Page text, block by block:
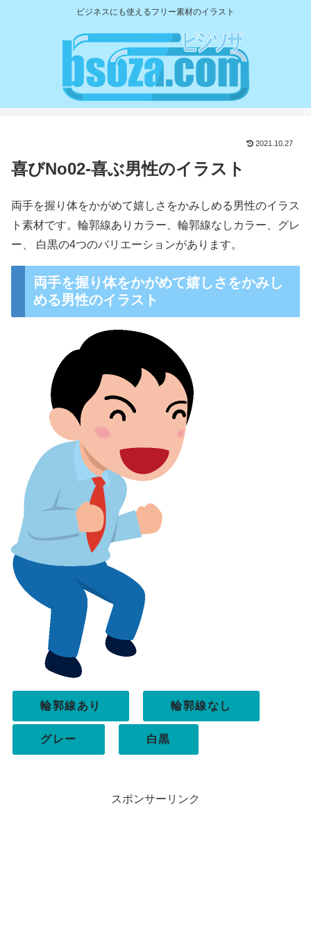
ビジネスにも使えるフリー素材のイラスト
2021.10.27
喜びNo02-喜ぶ男性のイラスト
両手を握り体をかがめて嬉しさをかみしめる男性のイラス
ト素材です。輪郭線ありカラー、輪郭線なしカラー、グレ
ー、 白黒の4つのバリエーションがあります。
両手を握り体をかがめて嬉しさをかみし
める男性のイラスト
輪郭線あり 輪郭線なし
グレー 白黒
スポンサーリンク